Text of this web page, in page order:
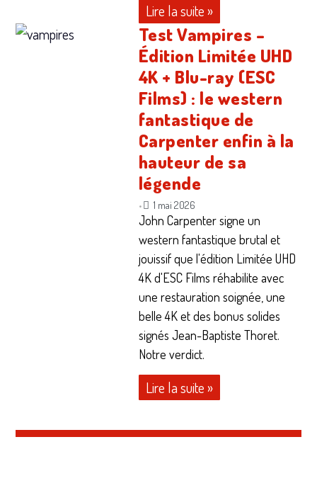
Lire la suite »
Test Vampires –
Édition Limitée UHD
4K + Blu-ray (ESC
Films) : le western
fantastique de
Carpenter enfin à la
hauteur de sa
légende
• 1 mai 2026
John Carpenter signe un
western fantastique brutal et
jouissif que l'édition Limitée UHD
4K d'ESC Films réhabilite avec
une restauration soignée, une
belle 4K et des bonus solides
signés Jean-Baptiste Thoret.
Notre verdict.
Lire la suite »